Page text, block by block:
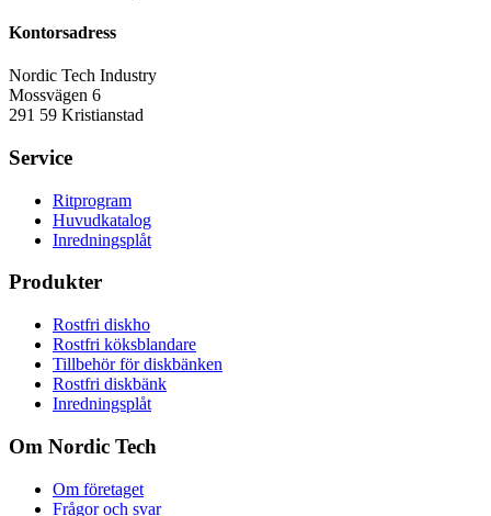
Kontorsadress
Nordic Tech Industry
Mossvägen 6
291 59 Kristianstad
Service
Ritprogram
Huvudkatalog
Inredningsplåt
Produkter
Rostfri diskho
Rostfri köksblandare
Tillbehör för diskbänken
Rostfri diskbänk
Inredningsplåt
Om Nordic Tech
Om företaget
Frågor och svar